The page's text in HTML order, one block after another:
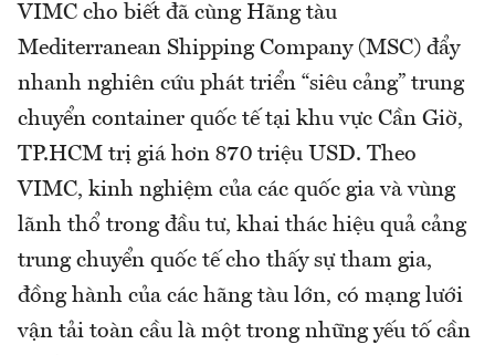
VIMC cho biết đã cùng Hãng tàu
Mediterranean Shipping Company (MSC) đẩy
nhanh nghiên cứu phát triển “siêu cảng” trung
chuyển container quốc tế tại khu vực Cần Giờ,
TP.HCM trị giá hơn 870 triệu USD. Theo
VIMC, kinh nghiệm của các quốc gia và vùng
lãnh thổ trong đầu tư, khai thác hiệu quả cảng
trung chuyển quốc tế cho thấy sự tham gia,
đồng hành của các hãng tàu lớn, có mạng lưới
vận tải toàn cầu là một trong những yếu tố cần